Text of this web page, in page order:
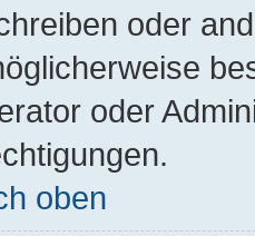
oder
oder
oben